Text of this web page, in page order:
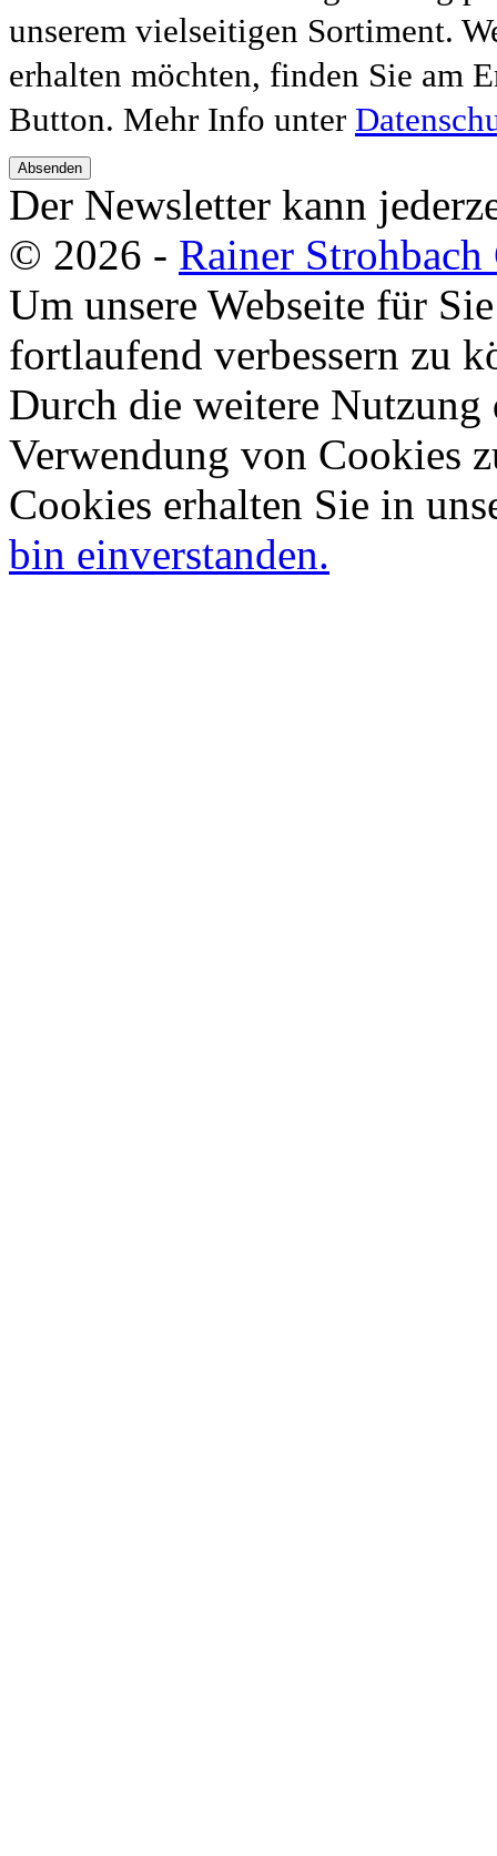
unserem vielseitigen Sortiment.
erhalten möchten, finden Sie am
Button. Mehr Info unter
Absenden
Der Newsletter kann
© 2026 - Rainer
Um unsere Webseite für
fortlaufend verbessern zu
Durch die weitere Nutzung
Verwendung von Cookies
Cookies erhalten Sie in
bin einverstanden.